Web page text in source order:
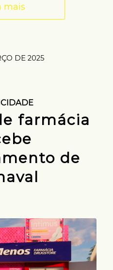
mais
DE 2025
farmácia
de